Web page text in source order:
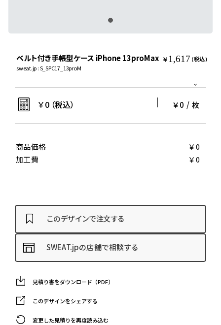
ベルト付き手帳型ケース iPhone 13proMax ￥ 1,617（税込）
sweat.jp : S_SPC17_13proM
￥0（税込） ￥0 /枚
商品価格
￥0
加工費
￥0
このデザインで注文する
SWEAT.jpの店舗で相談する
見積り書をダウンロード（PDF）
このデザインをシェアする
変更した見積りを再度読み込む